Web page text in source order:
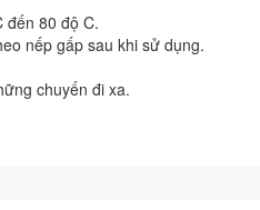
đến 80 độ C.
nếp gấp sau khi sử dụng.
chuyến đi xa.